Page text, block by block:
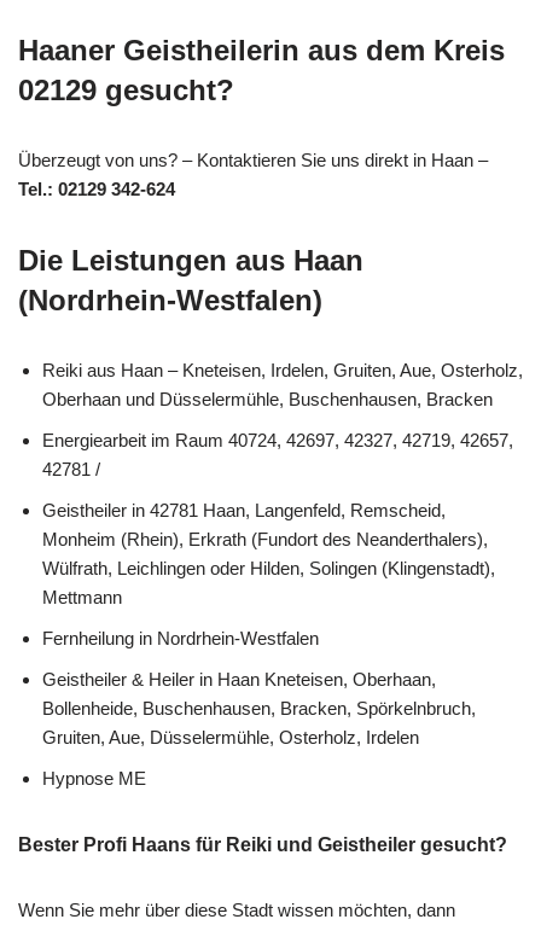
Haaner Geistheilerin aus dem Kreis
02129 gesucht?
Überzeugt von uns? – Kontaktieren Sie uns direkt in Haan –
Tel.: 02129 342-624
Die Leistungen aus Haan
(Nordrhein-Westfalen)
Reiki aus Haan – Kneteisen, Irdelen, Gruiten, Aue, Osterholz,
Oberhaan und Düsselermühle, Buschenhausen, Bracken
Energiearbeit im Raum 40724, 42697, 42327, 42719, 42657,
42781 /
Geistheiler in 42781 Haan, Langenfeld, Remscheid,
Monheim (Rhein), Erkrath (Fundort des Neanderthalers),
Wülfrath, Leichlingen oder Hilden, Solingen (Klingenstadt),
Mettmann
Fernheilung in Nordrhein-Westfalen
Geistheiler & Heiler in Haan Kneteisen, Oberhaan,
Bollenheide, Buschenhausen, Bracken, Spörkelnbruch,
Gruiten, Aue, Düsselermühle, Osterholz, Irdelen
Hypnose ME
Bester Profi Haans für Reiki und Geistheiler gesucht?
Wenn Sie mehr über diese Stadt wissen möchten, dann